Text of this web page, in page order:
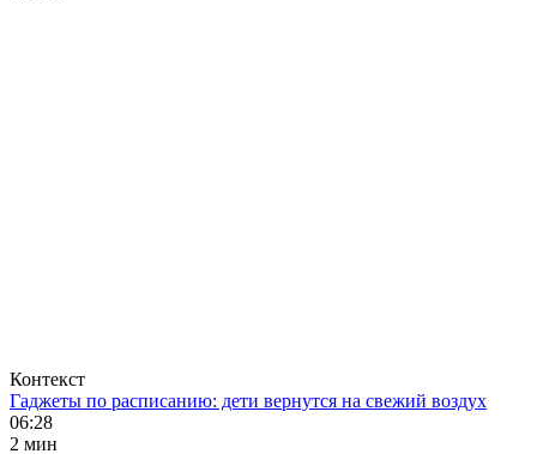
Контекст
Гаджеты по расписанию: дети вернутся на свежий воздух
06:28
2 мин